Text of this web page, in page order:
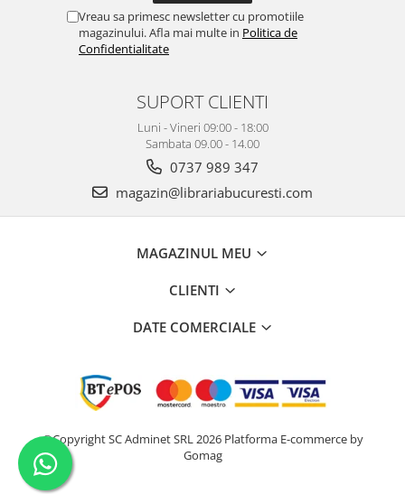
Vreau sa primesc newsletter cu promotiile
magazinului. Afla mai multe in Politica de
Confidentialitate
SUPORT CLIENTI
Luni - Vineri 09:00 - 18:00
Sambata 09.00 - 14.00
0737 989 347
magazin@librariabucuresti.com
MAGAZINUL MEU
CLIENTI
DATE COMERCIALE
©Copyright SC Adminet SRL 2026 Platforma E-commerce by
Gomag